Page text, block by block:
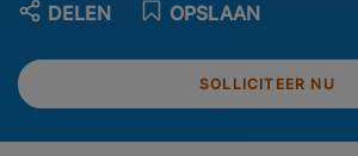
SOLLICITEER NU
OPSLAAN
DELEN